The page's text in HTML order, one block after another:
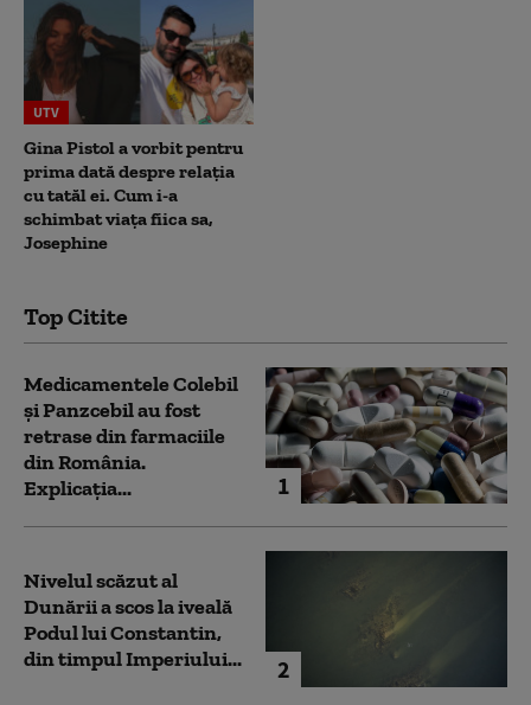
UTV
Gina Pistol a vorbit pentru
prima dată despre relația
cu tatăl ei. Cum i-a
schimbat viața fiica sa,
Josephine
Top Citite
1
Medicamentele Colebil
și Panzcebil au fost
retrase din farmaciile
din România.
Explicația...
2
Nivelul scăzut al
Dunării a scos la iveală
Podul lui Constantin,
din timpul Imperiului...